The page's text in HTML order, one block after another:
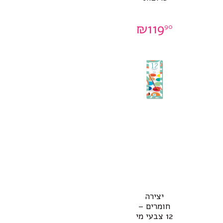
₪11990
יצירה
חומרים –
12 צבעי מי